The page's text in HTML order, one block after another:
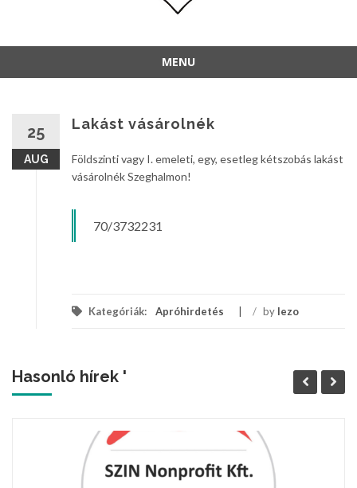
MENU
25
AUG
Lakást vásárolnék
Földszinti vagy I. emeleti, egy, esetleg kétszobás lakást
vásárolnék Szeghalmon!
70/3732231
Kategóriák: Apróhirdetés / by lezo
Hasonló hírek '